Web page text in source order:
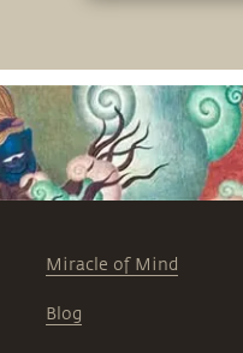
Miracle of Mind
Blog